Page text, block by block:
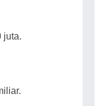
juta.